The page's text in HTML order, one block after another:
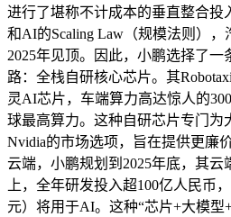
进行了堪称不计成本的垂直整合投
和AI的Scaling Law（规模法则），
2025年见顶。因此，小鹏选择了
路：全栈自研核心芯片。其
灵AI芯片，车端算力高达惊人的
球最高算力。这种自研芯片专门为
Nvidia的市场选项，旨在提供更廉
云端，小鹏规划到2025年底，其云
上，全年研发投入超100亿人民币
元）将用于AI。这种“芯片+大模型